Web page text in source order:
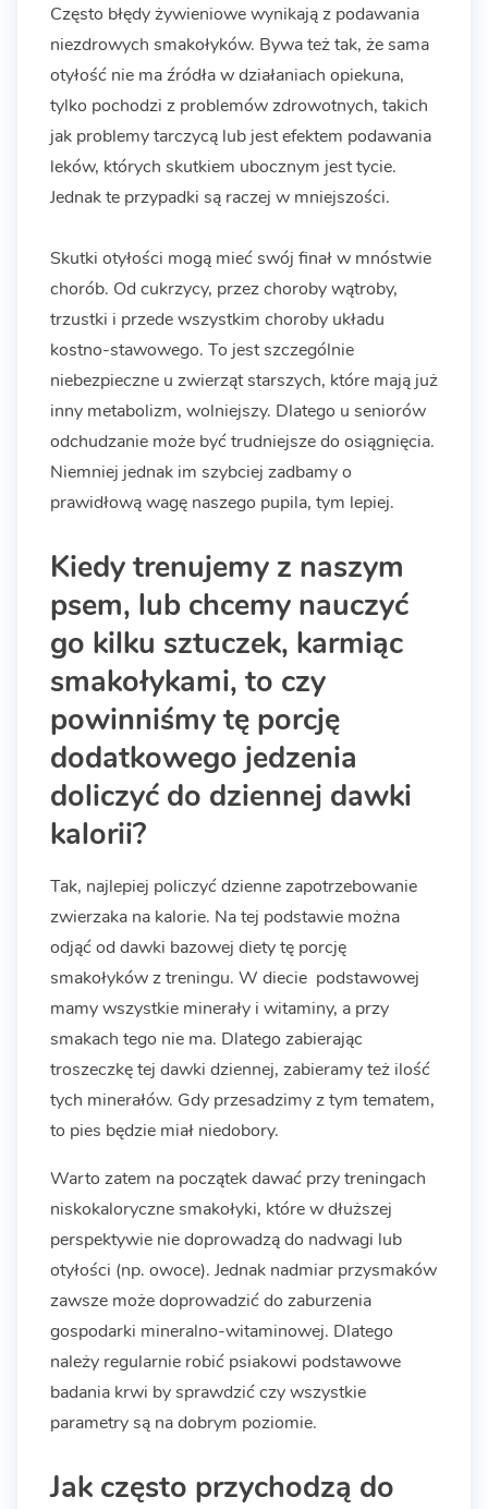
Często błędy żywieniowe wynikają z podawania
niezdrowych smakołyków. Bywa też tak, że sama
otyłość nie ma źródła w działaniach opiekuna,
tylko pochodzi z problemów zdrowotnych, takich
jak problemy tarczycą lub jest efektem podawania
leków, których skutkiem ubocznym jest tycie.
Jednak te przypadki są raczej w mniejszości.
Skutki otyłości mogą mieć swój finał w mnóstwie
chorób. Od cukrzycy, przez choroby wątroby,
trzustki i przede wszystkim choroby układu
kostno-stawowego. To jest szczególnie
niebezpieczne u zwierząt starszych, które mają już
inny metabolizm, wolniejszy. Dlatego u seniorów
odchudzanie może być trudniejsze do osiągnięcia.
Niemniej jednak im szybciej zadbamy o
prawidłową wagę naszego pupila, tym lepiej.
Kiedy trenujemy z naszym
psem, lub chcemy nauczyć
go kilku sztuczek, karmiąc
smakołykami, to czy
powinniśmy tę porcję
dodatkowego jedzenia
doliczyć do dziennej dawki
kalorii?
Tak, najlepiej policzyć dzienne zapotrzebowanie
zwierzaka na kalorie. Na tej podstawie można
odjąć od dawki bazowej diety tę porcję
smakołyków z treningu. W diecie podstawowej
mamy wszystkie minerały i witaminy, a przy
smakach tego nie ma. Dlatego zabierając
troszeczkę tej dawki dziennej, zabieramy też ilość
tych minerałów. Gdy przesadzimy z tym tematem,
to pies będzie miał niedobory.
Warto zatem na początek dawać przy treningach
niskokaloryczne smakołyki, które w dłuższej
perspektywie nie doprowadzą do nadwagi lub
otyłości (np. owoce). Jednak nadmiar przysmaków
zawsze może doprowadzić do zaburzenia
gospodarki mineralno-witaminowej. Dlatego
należy regularnie robić psiakowi podstawowe
badania krwi by sprawdzić czy wszystkie
parametry są na dobrym poziomie.
Jak często przychodzą do